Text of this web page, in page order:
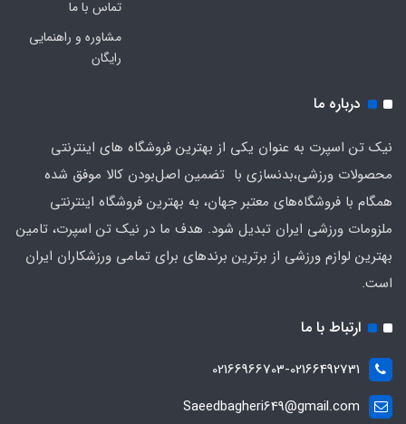
تماس با ما
مشاوره و راهنمایی
رایگان
درباره ما
نیک تن اسپرت به عنوان یکی از بهترین فروشگاه های اینترنتی
محصولات ورزشی،بدنسازی با تضمین اصل‌بودن کالا موفق شده
همگام با فروشگاه‌های معتبر جهان، به بهترین فروشگاه اینترنتی
ملزومات ورزشی ایران تبدیل شود. هدف ما در نیک تن اسپرت، تامین
بهترین لوازم ورزشی از برترین برندهای برای تمامی ورزشکاران ایران
است.
ارتباط با ما
02166966703-02166492731
Saeedbagheri649@gmail.com